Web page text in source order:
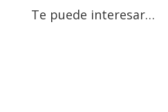
Te puede interesar…